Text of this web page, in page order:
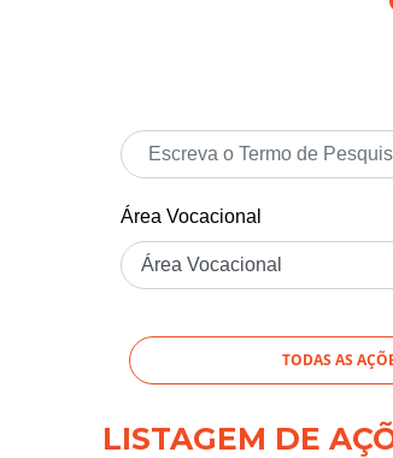
Área Vocacional
TODAS AS
LISTAGEM DE